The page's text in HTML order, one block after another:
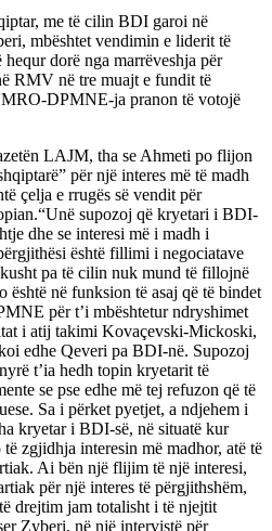
me të cilin BDI garoi në
mbështet vendimin e liderit të
dorë nga marrëveshja për
RMV në tre muajt e fundit të
DPMNE-ja pranon të votojë
LAJM, tha se Ahmeti po flijon
për një interes më të madh
çelja e rrugës së vendit për
supozoj që kryetari i BDI-
dhe se interesi më i madh i
është fillimi i negociatave
pa të cilin nuk mund të fillojnë
në funksion të asaj që të bindet
për t’i mbështetur ndryshimet
i atij takimi Kovaçevski-Mickoski,
edhe Qeveri pa BDI-në. Supozoj
t’ia hedh topin kryetarit të
se pse edhe më tej refuzon që të
Sa i përket pyetjet, a ndjehem i
kryetar i BDI-së, në situatë kur
zgjidhja interesin më madhor, atë të
Ai bën një flijim të një interesi,
për një interes të përgjithshëm,
drejtim jam totalisht i të njejtit
Zyberi, në një intervistë për